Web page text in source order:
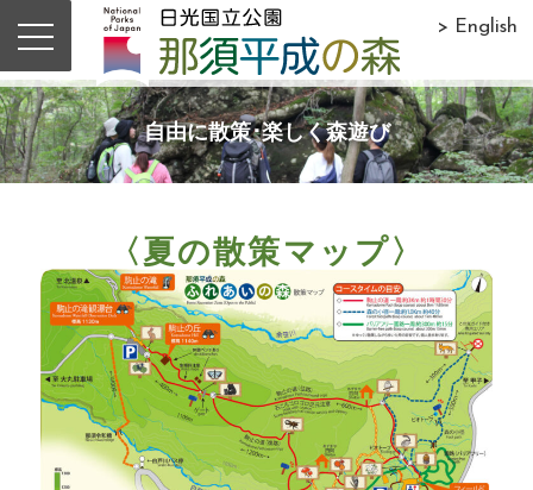
> English
自由に散策･楽しく森遊び
〈夏の散策マップ〉